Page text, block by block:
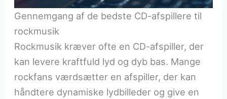
Gennemgang af de bedste CD-afspillere til
rockmusik
Rockmusik kræver ofte en CD-afspiller, der
kan levere kraftfuld lyd og dyb bas. Mange
rockfans værdsætter en afspiller, der kan
håndtere dynamiske lydbilleder og give en